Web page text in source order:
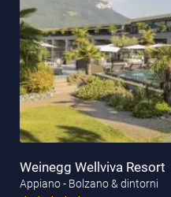
Weinegg Wellviva Resort
Appiano - Bolzano & dintorni